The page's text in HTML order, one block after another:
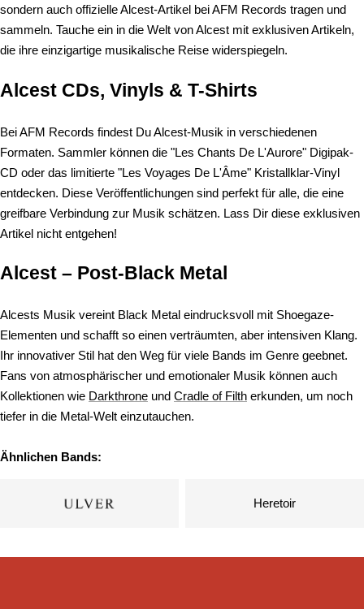
sondern auch offizielle Alcest-Artikel bei AFM Records tragen und
sammeln. Tauche ein in die Welt von Alcest mit exklusiven Artikeln,
die ihre einzigartige musikalische Reise widerspiegeln.
Alcest CDs, Vinyls & T-Shirts
Bei AFM Records findest Du Alcest-Musik in verschiedenen
Formaten. Sammler können die "Les Chants De L'Aurore" Digipak-
CD oder das limitierte "Les Voyages De L'Âme" Kristallklar-Vinyl
entdecken. Diese Veröffentlichungen sind perfekt für alle, die eine
greifbare Verbindung zur Musik schätzen. Lass Dir diese exklusiven
Artikel nicht entgehen!
Alcest – Post-Black Metal
Alcests Musik vereint Black Metal eindrucksvoll mit Shoegaze-
Elementen und schafft so einen verträumten, aber intensiven Klang.
Ihr innovativer Stil hat den Weg für viele Bands im Genre geebnet.
Fans von atmosphärischer und emotionaler Musik können auch
Kollektionen wie Darkthrone und Cradle of Filth erkunden, um noch
tiefer in die Metal-Welt einzutauchen.
Ähnlichen Bands:
Heretoir